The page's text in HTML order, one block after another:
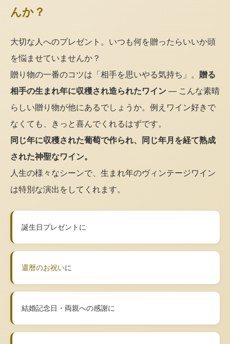
んか？
大切な人へのプレゼント。いつも何を贈ったらいいか頭
を悩ませていませんか？
贈り物の一番のコツは「相手を思いやる気持ち」。 贈る
相手の生まれ年に収穫され造られたワイン — こんな素晴
らしい贈り物が他にあるでしょうか。例えワイン好きで
なくても、きっと喜んでくれるはずです。
同じ年に収穫された葡萄で作られ、同じ年月を経て熟成
された神聖なワイン。
人生の様々なシーンで、生まれ年のヴィンテージワイン
は特別な演出をしてくれます。
誕生日プレゼントに
還暦のお祝いに
結婚記念日・両親への感謝に